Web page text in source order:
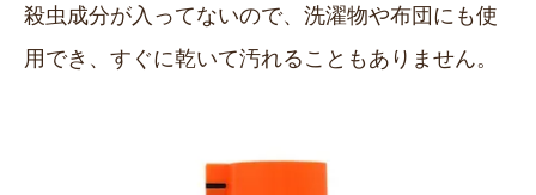
殺虫成分が入ってないので、洗濯物や布団にも使
用でき、すぐに乾いて汚れることもありません。